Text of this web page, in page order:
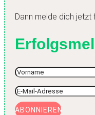
Dann melde dich jetzt
ABONNIEREN